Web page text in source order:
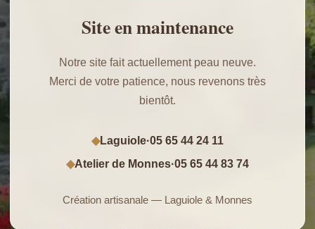
Site en maintenance
Notre site fait actuellement peau neuve.
Merci de votre patience, nous revenons très
bientôt.
◆Laguiole·05 65 44 24 11
◆Atelier de Monnes·05 65 44 83 74
Création artisanale — Laguiole & Monnes